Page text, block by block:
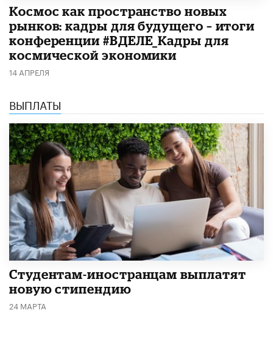
Космос как пространство новых
рынков: кадры для будущего – итоги
конференции #ВДЕЛЕ_Кадры для
космической экономики
14 АПРЕЛЯ
ВЫПЛАТЫ
Студентам-иностранцам выплатят
новую стипендию
24 МАРТА